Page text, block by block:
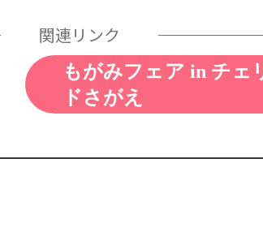
関連リンク
もがみフェア in チェ
ドさがえ